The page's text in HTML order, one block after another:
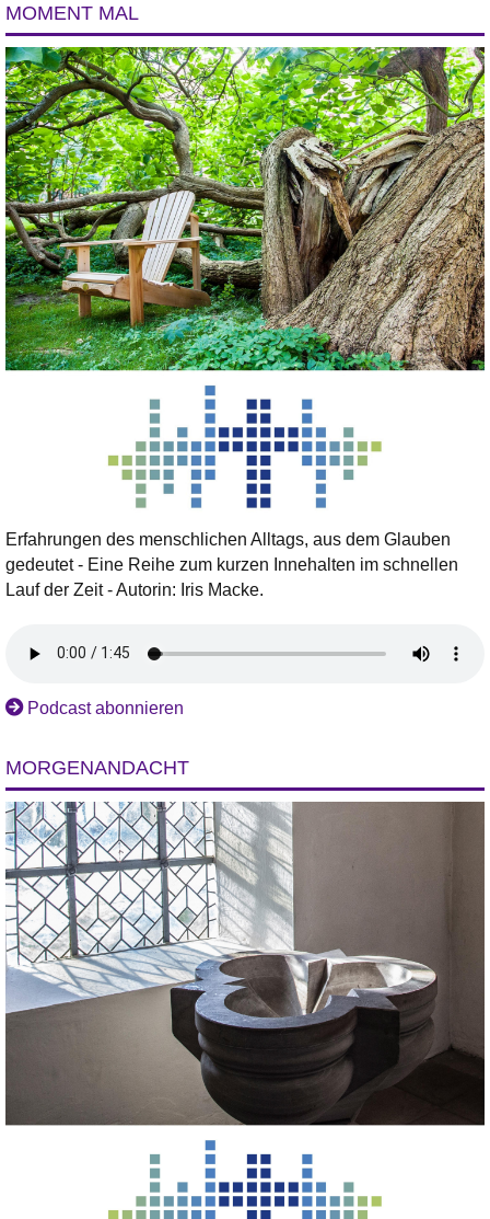
MOMENT MAL
Erfahrungen des menschlichen Alltags, aus dem Glauben
gedeutet - Eine Reihe zum kurzen Innehalten im schnellen
Lauf der Zeit - Autorin: Iris Macke.
Podcast abonnieren
MORGENANDACHT